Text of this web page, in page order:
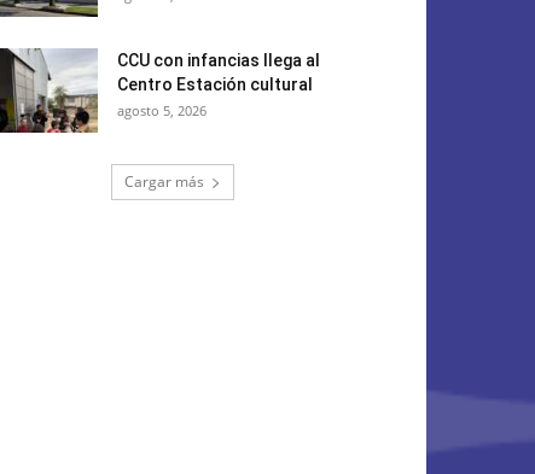
CCU con infancias llega al
Centro Estación cultural
agosto 5, 2026
Cargar más